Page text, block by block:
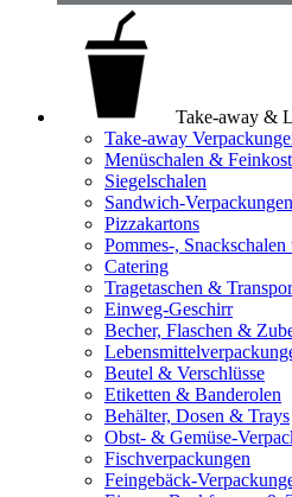
Take-away &
Take-away
Menüschalen &
Siegelschalen
Sandwich-Verpackungen
Pizzakartons
Pommes-, Snackschalen
Catering
Tragetaschen &
Einweg-Geschirr
Becher, Flaschen &
Beutel & Verschlüsse
Etiketten & Banderolen
Behälter, Dosen & Trays
Obst- & Gemüse-
Fischverpackungen
Feingebäck-